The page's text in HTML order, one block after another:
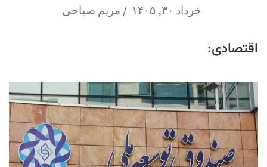
خرداد ۳۰, ۱۴۰۵ مریم صباحی
اقتصادی: